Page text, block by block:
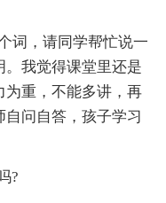
词，请同学帮忙说一
我觉得课堂里还是
为重，不能多讲，再
问自答，孩子学习
?